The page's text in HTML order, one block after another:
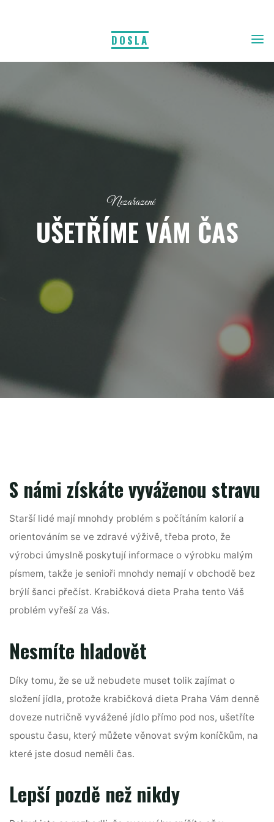
DOSLA
Nezařazené
UŠETŘÍME VÁM ČAS
S námi získáte vyváženou stravu
Starší lidé mají mnohdy problém s počítáním kalorií a
orientováním se ve zdravé výživě, třeba proto, že
výrobci úmyslně poskytují informace o výrobku malým
písmem, takže je senioři mnohdy nemají v obchodě bez
brýlí šanci přečíst. Krabičková dieta Praha tento Váš
problém vyřeší za Vás.
Nesmíte hladovět
Díky tomu, že se už nebudete muset tolik zajímat o
složení jídla, protože krabičková dieta Praha Vám denně
doveze nutričně vyvážené jídlo přímo pod nos, ušetříte
spoustu času, který můžete věnovat svým koníčkům, na
které jste dosud neměli čas.
Lepší pozdě než nikdy